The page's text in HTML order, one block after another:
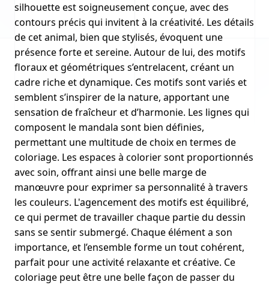
silhouette est soigneusement conçue, avec des
contours précis qui invitent à la créativité. Les détails
de cet animal, bien que stylisés, évoquent une
présence forte et sereine. Autour de lui, des motifs
floraux et géométriques s’entrelacent, créant un
cadre riche et dynamique. Ces motifs sont variés et
semblent s’inspirer de la nature, apportant une
sensation de fraîcheur et d’harmonie. Les lignes qui
composent le mandala sont bien définies,
permettant une multitude de choix en termes de
coloriage. Les espaces à colorier sont proportionnés
avec soin, offrant ainsi une belle marge de
manœuvre pour exprimer sa personnalité à travers
les couleurs. L'agencement des motifs est équilibré,
ce qui permet de travailler chaque partie du dessin
sans se sentir submergé. Chaque élément a son
importance, et l’ensemble forme un tout cohérent,
parfait pour une activité relaxante et créative. Ce
coloriage peut être une belle façon de passer du